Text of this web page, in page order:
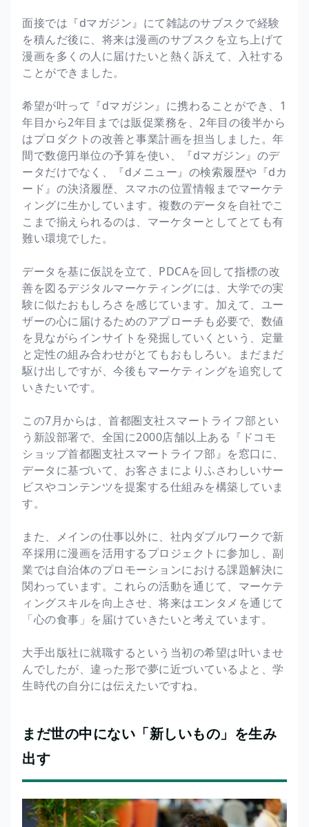
面接では『dマガジン』にて雑誌のサブスクで経験
を積んだ後に、将来は漫画のサブスクを立ち上げて
漫画を多くの人に届けたいと熱く訴えて、入社する
ことができました。
希望が叶って『dマガジン』に携わることができ、1
年目から2年目までは販促業務を、2年目の後半から
はプロダクトの改善と事業計画を担当しました。年
間で数億円単位の予算を使い、『dマガジン』のデ
ータだけでなく、『dメニュー』の検索履歴や『dカ
ード』の決済履歴、スマホの位置情報までマーケテ
ィングに生かしています。複数のデータを自社でこ
こまで揃えられるのは、マーケターとしてとても有
難い環境でした。
データを基に仮説を立て、PDCAを回して指標の改
善を図るデジタルマーケティングには、大学での実
験に似たおもしろさを感じています。加えて、ユー
ザーの心に届けるためのアプローチも必要で、数値
を見ながらインサイトを発掘していくという、定量
と定性の組み合わせがとてもおもしろい。まだまだ
駆け出しですが、今後もマーケティングを追究して
いきたいです。
この7月からは、首都圏支社スマートライフ部とい
う新設部署で、全国に2000店舗以上ある『ドコモ
ショップ首都圏支社スマートライフ部』を窓口に、
データに基づいて、お客さまによりふさわしいサー
ビスやコンテンツを提案する仕組みを構築していま
す。
また、メインの仕事以外に、社内ダブルワークで新
卒採用に漫画を活用するプロジェクトに参加し、副
業では自治体のプロモーションにおける課題解決に
関わっています。これらの活動を通じて、マーケテ
ィングスキルを向上させ、将来はエンタメを通じて
「心の食事」を届けていきたいと考えています。
大手出版社に就職するという当初の希望は叶いませ
んでしたが、違った形で夢に近づいているよと、学
生時代の自分には伝えたいですね。
まだ世の中にない「新しいもの」を生み
出す